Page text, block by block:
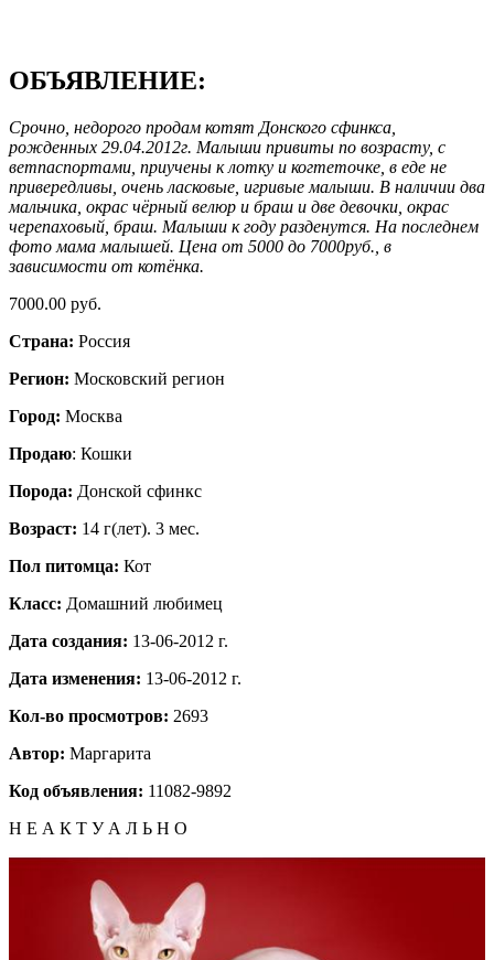
ОБЪЯВЛЕНИЕ:
Срочно, недорого продам котят Донского сфинкса,
рожденных 29.04.2012г. Малыши привиты по возрасту, с
ветпаспортами, приучены к лотку и когтеточке, в еде не
привередливы, очень ласковые, игривые малыши. В наличии два
мальчика, окрас чёрный велюр и браш и две девочки, окрас
черепаховый, браш. Малыши к году разденутся. На последнем
фото мама малышей. Цена от 5000 до 7000руб., в
зависимости от котёнка.
7000.00 руб.
Страна: Россия
Регион: Московский регион
Город: Москва
Продаю: Кошки
Порода: Донской сфинкс
Возраст: 14 г(лет). 3 мес.
Пол питомца: Кот
Класс: Домашний любимец
Дата создания: 13-06-2012 г.
Дата изменения: 13-06-2012 г.
Кол-во просмотров: 2693
Автор: Маргарита
Код объявления: 11082-9892
Н Е А К Т У А Л Ь Н О